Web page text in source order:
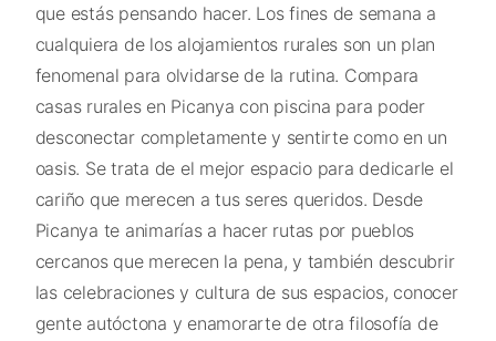
que estás pensando hacer. Los fines de semana a
cualquiera de los alojamientos rurales son un plan
fenomenal para olvidarse de la rutina. Compara
casas rurales en Picanya con piscina para poder
desconectar completamente y sentirte como en un
oasis. Se trata de el mejor espacio para dedicarle el
cariño que merecen a tus seres queridos. Desde
Picanya te animarías a hacer rutas por pueblos
cercanos que merecen la pena, y también descubrir
las celebraciones y cultura de sus espacios, conocer
gente autóctona y enamorarte de otra filosofía de